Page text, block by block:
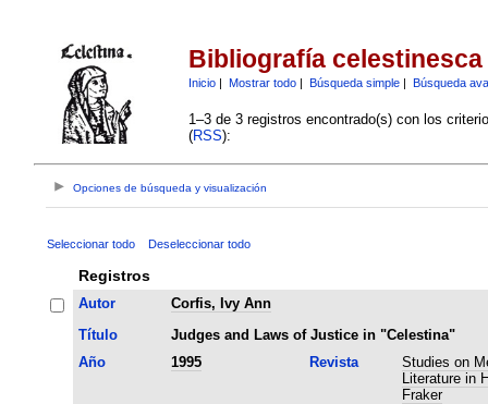
Bibliografía celestinesca
Inicio| Mostrar todo| Búsqueda simple| Búsqueda
1–3 de 3 registros encontrado(s) con los
(RSS):
Opciones de búsqueda y visualización
Seleccionar todo Deseleccionar todo
Registros
Autor
Corfis, Ivy Ann
Título
Judges and Laws of Justice in "Celestina"
Año
1995 Revista
Studies on
Literature in
Fraker